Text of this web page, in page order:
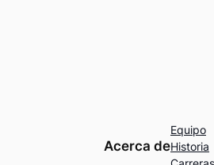
Acerca de
Equipo
Historia